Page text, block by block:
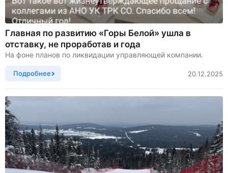
Главная по развитию «Горы Белой» ушла в
отставку, не проработав и года
На фоне планов по ликвидации управляющей компании.
Подробнее 20.12.2025